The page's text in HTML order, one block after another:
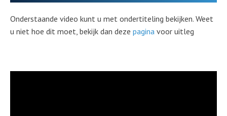
Onderstaande video kunt u met ondertiteling bekijken. Weet
u niet hoe dit moet, bekijk dan deze pagina voor uitleg